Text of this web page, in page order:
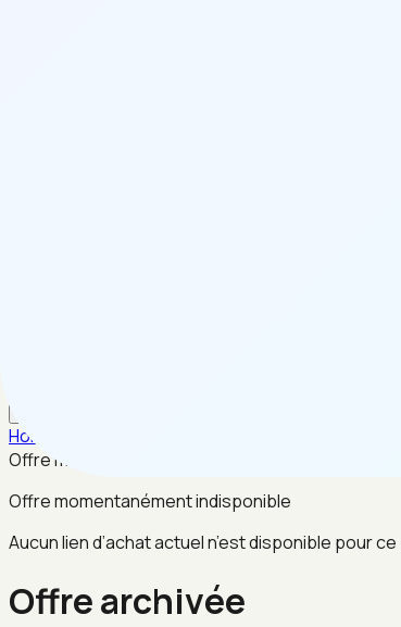
Home
Offre momentanément indisponible
Offre momentanément indisponible
Aucun lien d’achat actuel n’est disponible pour
Offre archivée